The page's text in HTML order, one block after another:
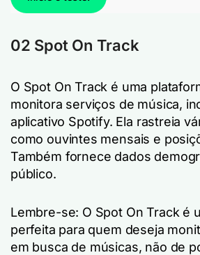
02 Spot On Track
O Spot On Track é uma
monitora serviços de música,
aplicativo Spotify. Ela rastreia
como ouvintes mensais e
Também fornece dados
público.
Lembre-se: O Spot On Track é
perfeita para quem deseja
em busca de músicas, não de